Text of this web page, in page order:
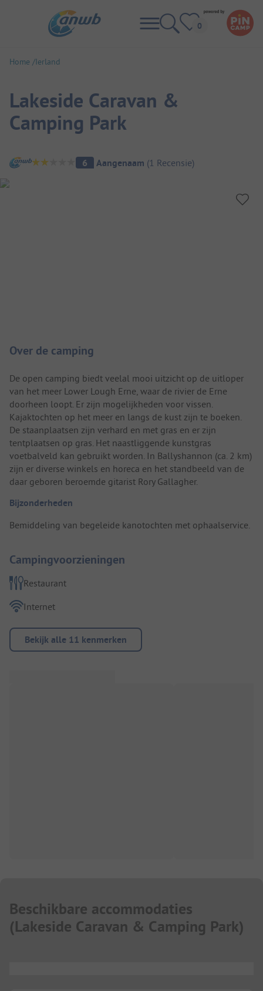
Home Ierland
Lakeside Caravan &
Camping Park
Camping overzicht
6 Aangenaam (1 Recensie)
Over de camping
De open camping biedt veelal mooi uitzicht op de uitloper
van het meer Lower Lough Erne, waar de rivier de Erne
doorheen loopt. Er zijn mogelijkheden voor vissen.
Kajaktochten op het meer en langs de kust zijn te boeken.
De staanplaatsen zijn verhard en met gras en er zijn
tentplaatsen op gras. Het naastliggende kunstgras
voetbalveld kan gebruikt worden. In Ballyshannon (ca. 2 km)
zijn er diverse winkels en horeca en het standbeeld van de
daar geboren beroemde gitarist Rory Gallagher.
Bijzonderheden
Bemiddeling van begeleide kanotochten met ophaalservice.
Campingvoorzieningen
Restaurant
Internet
Bekijk alle 11 kenmerken
Beschikbare accommodaties
(Lakeside Caravan & Camping Park)